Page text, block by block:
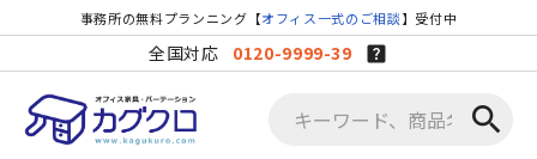
事務所の無料プランニング【オフィス一式のご相談】受付中
全国対応 0120-9999-39
search